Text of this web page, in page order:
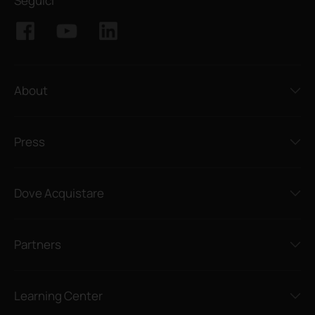
About
Press
Dove Acquistare
Partners
Learning Center